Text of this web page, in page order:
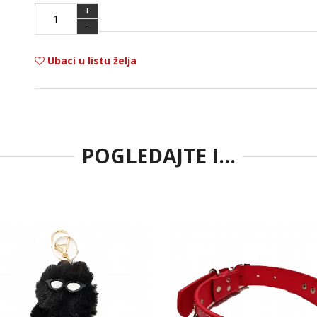
+
-
Ubaci u listu želja
POGLEDAJTE I...